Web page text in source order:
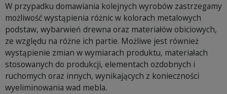
W przypadku domawiania kolejnych wyrobów zastrzegamy
możliwość wystąpienia różnic w kolorach metalowych
podstaw, wybarwień drewna oraz materiałów obiciowych,
ze względu na różne ich partie. Możliwe jest również
wystąpienie zmian w wymiarach produktu, materiałach
stosowanych do produkcji, elementach ozdobnych i
ruchomych oraz innych, wynikających z konieczności
wyeliminowania wad mebla.